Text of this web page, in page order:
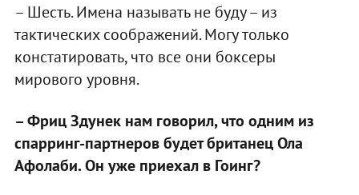
– Шесть. Имена называть не буду – из
тактических соображений. Могу только
констатировать, что все они боксеры
мирового уровня.
– Фриц Здунек нам говорил, что одним из
спарринг-партнеров будет британец Ола
Афолаби. Он уже приехал в Гоинг?